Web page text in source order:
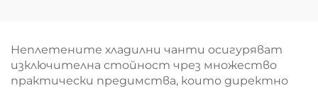
подходяща за
всекидневна
употреба
за корпоративни
подаръци
Неплетените хладилни чанти осигуряват
изключителна стойност чрез множество
практически предимства, които директно